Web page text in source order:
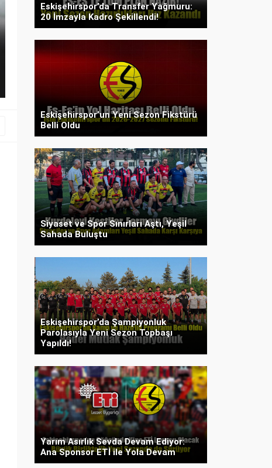
Eskişehirspor’da Transfer Yağmuru:
20 İmzayla Kadro Şekillendi!
Eskişehirspor’un Yeni Sezon Fikstürü
Belli Oldu
Siyaset ve Spor Sınırları Aştı, Yeşil
Sahada Buluştu
Eskişehirspor’da Şampiyonluk
Parolasıyla Yeni Sezon Topbaşı
Yapıldı!
Yarım Asırlık Sevda Devam Ediyor:
Ana Sponsor ETİ ile Yola Devam